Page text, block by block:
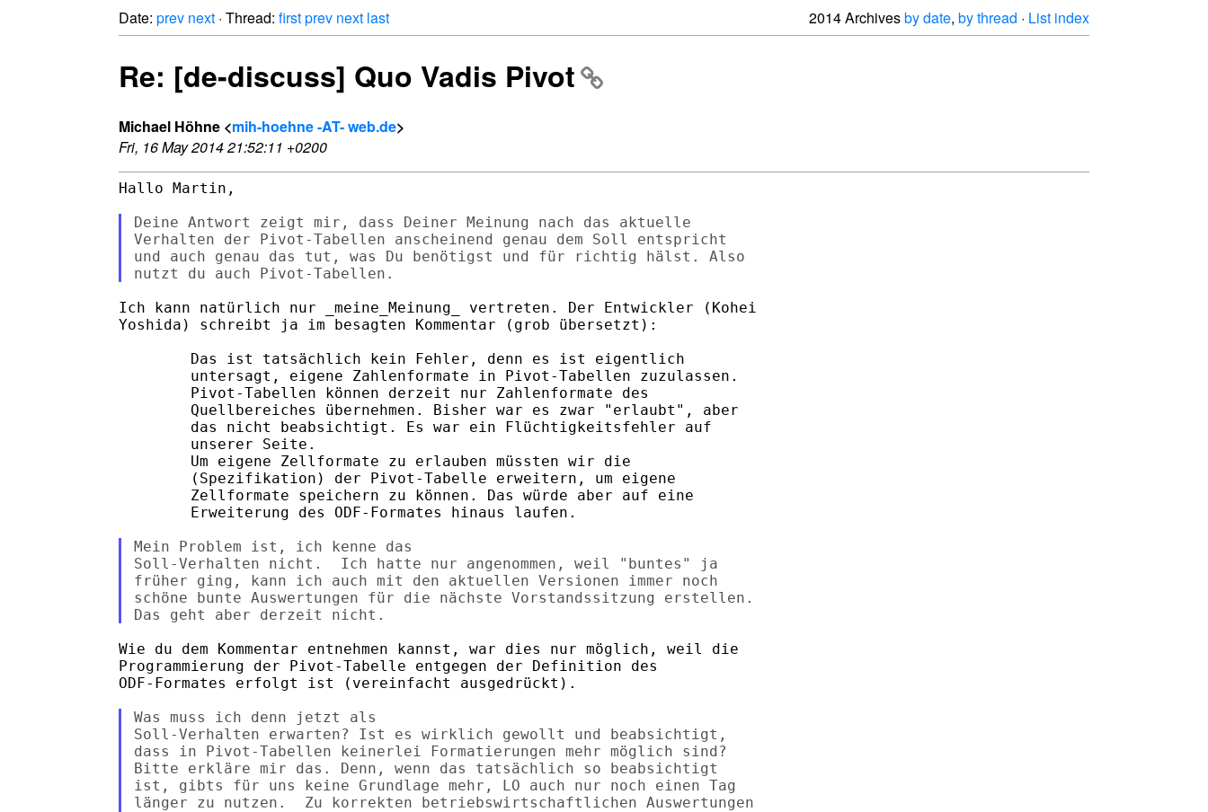
Date: prev next · Thread: firstprev next last 2014 Archivesby date, by thread · List index
Re: [de-discuss] Quo Vadis Pivot
Michael Höhne <mih-hoehne -AT- web.de>
Fri, 16 May 2014 21:52:11 +0200
Hallo Martin,
Deine Antwort zeigt mir, dass Deiner Meinung nach das aktuelle
Verhalten der Pivot-Tabellen anscheinend genau dem Soll entspricht
und auch genau das tut, was Du benötigst und für richtig hälst. Also
Ich kann natürlich nur _meine_Meinung_ vertreten. Der Entwickler (Kohei
Yoshida) schreibt ja im besagten Kommentar (grob übersetzt):
        Das ist tatsächlich kein Fehler, denn es ist eigentlich
        untersagt, eigene Zahlenformate in Pivot-Tabellen zuzulassen.
        Pivot-Tabellen können derzeit nur Zahlenformate des
        Quellbereiches übernehmen. Bisher war es zwar "erlaubt", aber
        das nicht beabsichtigt. Es war ein Flüchtigkeitsfehler auf
        unserer Seite.
        Um eigene Zellformate zu erlauben müssten wir die
        (Spezifikation) der Pivot-Tabelle erweitern, um eigene
        Zellformate speichern zu können. Das würde aber auf eine
        Erweiterung des ODF-Formates hinaus laufen.
Mein Problem ist, ich kenne das
Soll-Verhalten nicht.  Ich hatte nur angenommen, weil "buntes" ja
früher ging, kann ich auch mit den aktuellen Versionen immer noch
schöne bunte Auswertungen für die nächste Vorstandssitzung erstellen.
Wie du dem Kommentar entnehmen kannst, war dies nur möglich, weil die
Programmierung der Pivot-Tabelle entgegen der Definition des
ODF-Formates erfolgt ist (vereinfacht ausgedrückt).
Was muss ich denn jetzt als
Soll-Verhalten erwarten? Ist es wirklich gewollt und beabsichtigt,
dass in Pivot-Tabellen keinerlei Formatierungen mehr möglich sind?
Bitte erkläre mir das. Denn, wenn das tatsächlich so beabsichtigt
ist, gibts für uns keine Grundlage mehr, LO auch nur noch einen Tag
länger zu nutzen.  Zu korrekten betriebswirtschaftlichen Auswertungen